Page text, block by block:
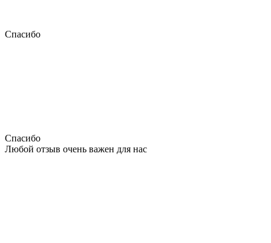
Спасибо
Спасибо
Любой отзыв очень важен для нас